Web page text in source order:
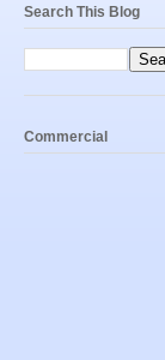
Search This Blog
Commercial